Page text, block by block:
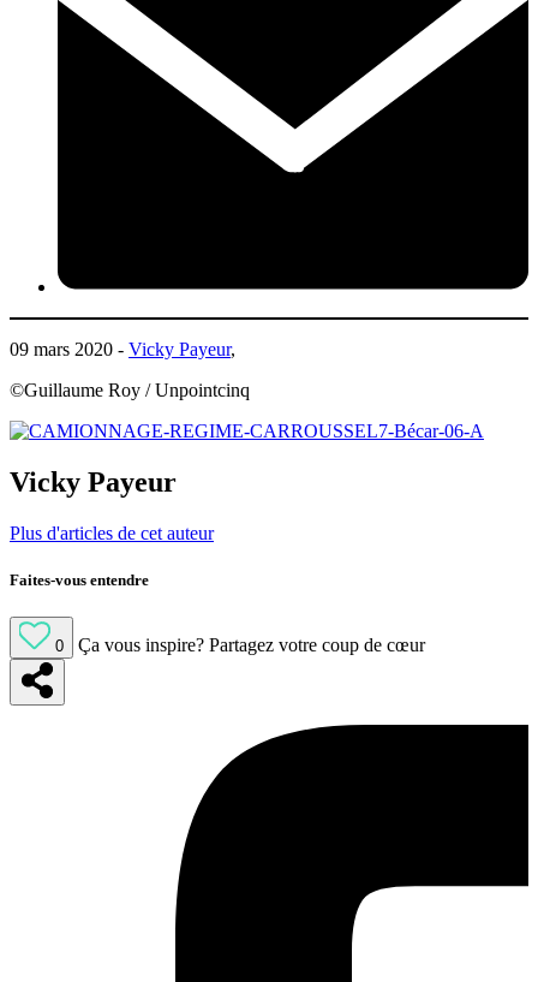
09 mars 2020 - Vicky Payeur,
©Guillaume Roy / Unpointcinq
Vicky Payeur
Plus d'articles de cet auteur
Faites-vous entendre
0 Ça vous inspire? Partagez votre coup de cœur